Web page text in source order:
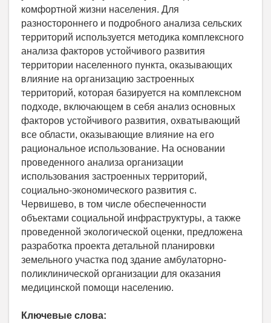
комфортной жизни населения. Для
разностороннего и подробного анализа сельских
территорий используется методика комплексного
анализа факторов устойчивого развития
территории населенного пункта, оказывающих
влияние на организацию застроенных
территорий, которая базируется на комплексном
подходе, включающем в себя анализ основных
факторов устойчивого развития, охватывающий
все области, оказывающие влияние на его
рациональное использование. На основании
проведенного анализа организации
использования застроенных территорий,
социально-экономического развития с.
Червишево, в том числе обеспеченности
объектами социальной инфраструктуры, а также
проведенной экологической оценки, предложена
разработка проекта детальной планировки
земельного участка под здание амбулаторно-
поликлинической организации для оказания
медицинской помощи населению.
Ключевые слова: